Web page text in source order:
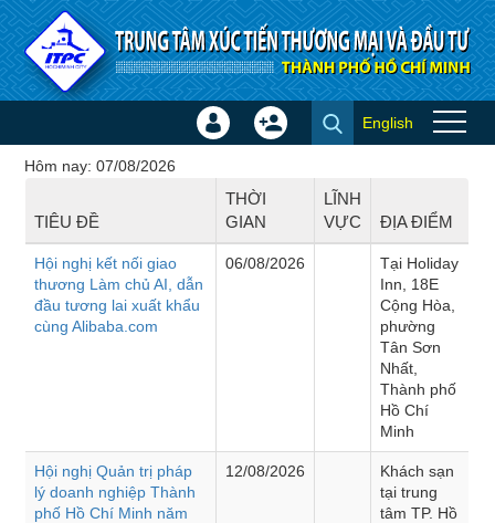
Truy cập nội dung luôn
Hội thảo - Đào tạo
Đăng
Tạo
English
Hôm nay: 07/08/2026
TIÊU ĐỀ
THỜI
GIAN
LĨNH
VỰC
ĐỊA ĐIỂM
Hội nghị kết nối giao
thương Làm chủ AI, dẫn
đầu tương lai xuất khẩu
cùng Alibaba.com
06/08/2026
Tại Holiday
Inn, 18E
Cộng Hòa,
phường
Tân Sơn
Nhất,
Thành phố
Hồ Chí
Minh
Hội nghị Quản trị pháp
lý doanh nghiệp Thành
phố Hồ Chí Minh năm
12/08/2026
Khách sạn
tại trung
tâm TP. Hồ